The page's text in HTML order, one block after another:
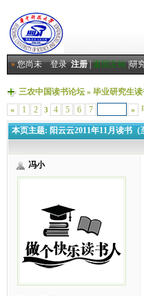
»您尚未登录 注册|返回主站|研
三农中国读书论坛» 毕业研究生
«
1 2 3 4 5 6 7 »
本页主题: 阳云云2011年11月读书（
冯小